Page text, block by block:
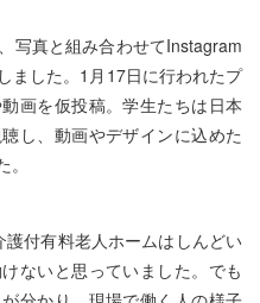
写真と組み合わせてInstagram
ました。1月17日に行われたプ
画を仮投稿。学生たちは日本
し、動画やデザインに込めた
付有料老人ホームはしんどい
ないと思っていました。でも